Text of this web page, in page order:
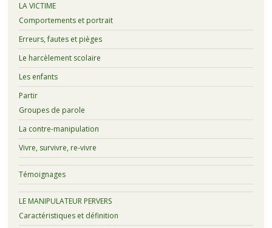
LA VICTIME
Comportements et portrait
Erreurs, fautes et pièges
Le harcèlement scolaire
Les enfants
Partir
Groupes de parole
La contre-manipulation
Vivre, survivre, re-vivre
Témoignages
LE MANIPULATEUR PERVERS
Caractéristiques et définition